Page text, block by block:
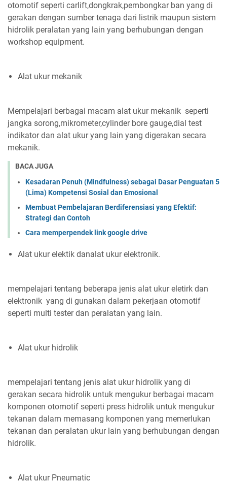
otomotif seperti carlift,dongkrak,pembongkar ban yang di
gerakan dengan sumber tenaga dari listrik maupun sistem
hidrolik peralatan yang lain yang berhubungan dengan
workshop equipment.
Alat ukur mekanik
Mempelajari berbagai macam alat ukur mekanik seperti
jangka sorong,mikrometer,cylinder bore gauge,dial test
indikator dan alat ukur yang lain yang digerakan secara
mekanik.
BACA JUGA
Kesadaran Penuh (Mindfulness) sebagai Dasar Penguatan 5
(Lima) Kompetensi Sosial dan Emosional
Membuat Pembelajaran Berdiferensiasi yang Efektif:
Strategi dan Contoh
Cara memperpendek link google drive
Alat ukur elektik danalat ukur elektronik.
mempelajari tentang beberapa jenis alat ukur eletirk dan
elektronik yang di gunakan dalam pekerjaan otomotif
seperti multi tester dan peralatan yang lain.
Alat ukur hidrolik
mempelajari tentang jenis alat ukur hidrolik yang di
gerakan secara hidrolik untuk mengukur berbagai macam
komponen otomotif seperti press hidrolik untuk mengukur
tekanan dalam memasang komponen yang memerlukan
tekanan dan peralatan ukur lain yang berhubungan dengan
hidrolik.
Alat ukur Pneumatic